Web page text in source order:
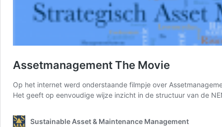
Assetmanagement The Movie
Op het internet werd onderstaande filmpje over
Het geeft op eenvoudige wijze inzicht in de structuur van de
Sustainable Asset & Maintenance Management